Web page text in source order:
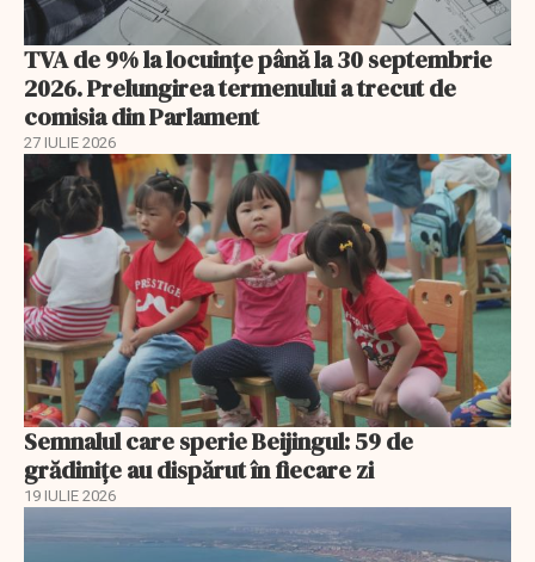
TVA de 9% la locuințe până la 30 septembrie
2026. Prelungirea termenului a trecut de
comisia din Parlament
27 IULIE 2026
Semnalul care sperie Beijingul: 59 de
grădinițe au dispărut în fiecare zi
19 IULIE 2026